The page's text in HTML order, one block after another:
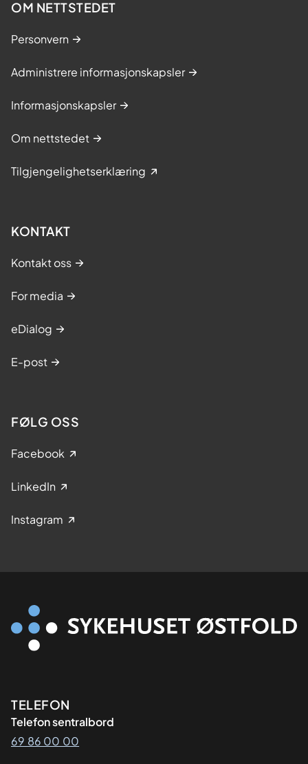
OM NETTSTEDET
Personvern
Administrere informasjonskapsler
Informasjonskapsler
Om nettstedet
Tilgjengelighetserklæring
KONTAKT
Kontakt oss
For media
eDialog
E-post
FØLG OSS
Facebook
LinkedIn
Instagram
Kontaktinformasjon
TELEFON
Telefon sentralbord
69 86 00 00